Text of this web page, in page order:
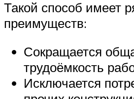
Такой способ имеет
преимуществ:
Сокращается
трудоёмкость
Исключается